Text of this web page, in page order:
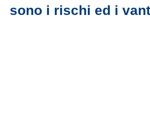
sono i rischi ed i